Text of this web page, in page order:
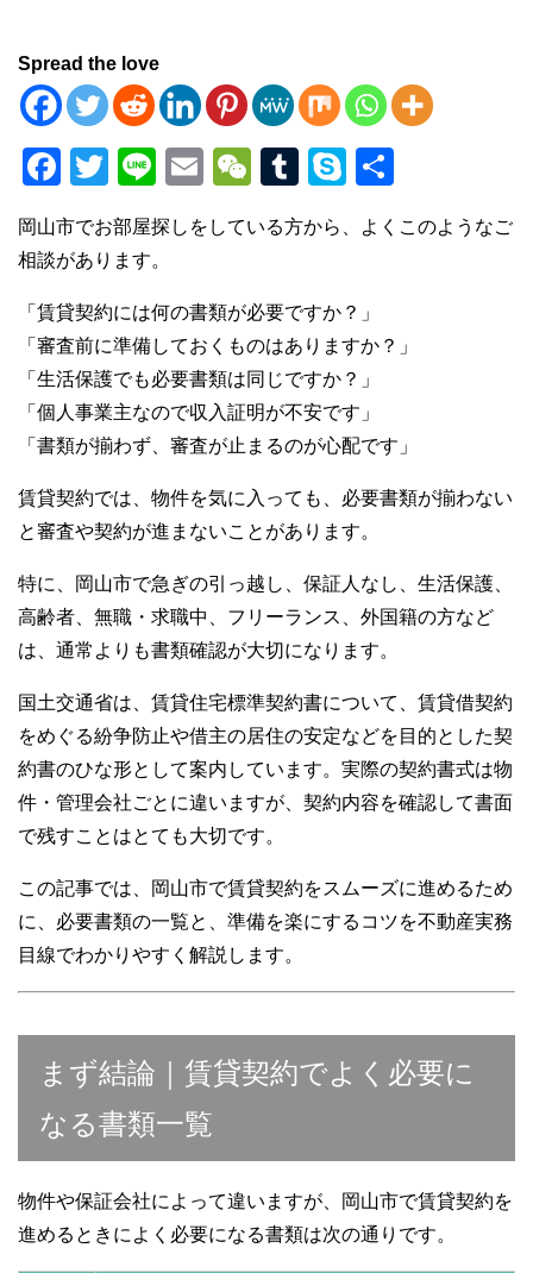
Spread the love
F
a
c
e
b
o
o
k
T
wi
tt
er
Li
e
E
ail
W
C
at
T
m
r
S
p
岡山市でお部屋探しをしている方から、よくこのようなご
相談があります。
「賃貸契約には何の書類が必要ですか？」
「審査前に準備しておくものはありますか？」
「生活保護でも必要書類は同じですか？」
「個人事業主なので収入証明が不安です」
「書類が揃わず、審査が止まるのが心配です」
賃貸契約では、物件を気に入っても、必要書類が揃わない
と審査や契約が進まないことがあります。
特に、岡山市で急ぎの引っ越し、保証人なし、生活保護、
高齢者、無職・求職中、フリーランス、外国籍の方など
は、通常よりも書類確認が大切になります。
国土交通省は、賃貸住宅標準契約書について、賃貸借契約
をめぐる紛争防止や借主の居住の安定などを目的とした契
約書のひな形として案内しています。実際の契約書式は物
件・管理会社ごとに違いますが、契約内容を確認して書面
で残すことはとても大切です。
この記事では、岡山市で賃貸契約をスムーズに進めるため
に、必要書類の一覧と、準備を楽にするコツを不動産実務
目線でわかりやすく解説します。
まず結論｜賃貸契約でよく必要に
なる書類一覧
物件や保証会社によって違いますが、岡山市で賃貸契約を
進めるときによく必要になる書類は次の通りです。